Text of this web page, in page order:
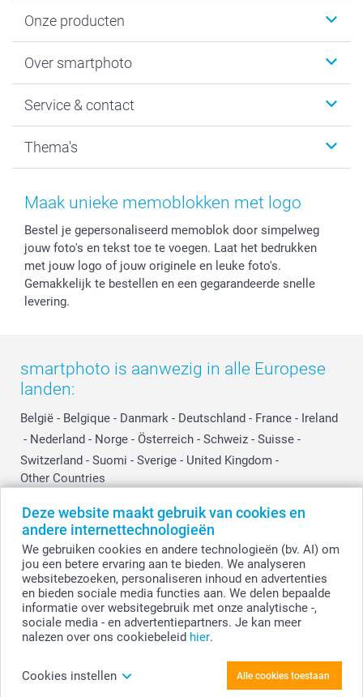
Deze website maakt gebruik van cookies en
andere internettechnologieën
We gebruiken cookies en andere technologieën (bv. AI) om
jou een betere ervaring aan te bieden. We analyseren
websitebezoeken, personaliseren inhoud en advertenties
en bieden sociale media functies aan. We delen bepaalde
informatie over websitegebruik met onze analytische -,
sociale media - en advertentiepartners. Je kan meer
nalezen over ons cookiebeleid hier.
Cookies instellen Alle cookies toestaan
Onze producten
Fotoboeken
Fotocadeaus
Kaarten
Over smartphoto
Vacatures
Bestelproces
Herroepingsrecht
Cookiebeleid
Reviews
Prijslijst
Investor Relations
Service & contact
Tevredenheidsgarantie
Mijn orderstatus
smartfriends
service@smartphoto.nl
Affiliate partnerprogramma
Partnerships
Thema's
Baby
Vaderdag
Huwelijk
Maak unieke memoblokken met logo
Bestel je gepersonaliseerd memoblok door simpelweg
jouw foto's en tekst toe te voegen. Laat het bedrukken
met jouw logo of jouw originele en leuke foto's.
Gemakkelijk te bestellen en een gegarandeerde snelle
levering.
smartphoto is aanwezig in alle Europese
landen:
België - Belgique - Danmark - Deutschland - France - Ireland
- Nederland - Norge - Österreich - Schweiz - Suisse -
Switzerland - Suomi - Sverige - United Kingdom -
Other Countries
© smartphoto group. Alle rechten voorbehouden.Disclaimer
Alle prijzen zijn in EURO (€) inclusief BTW en exclusief verzendkosten.